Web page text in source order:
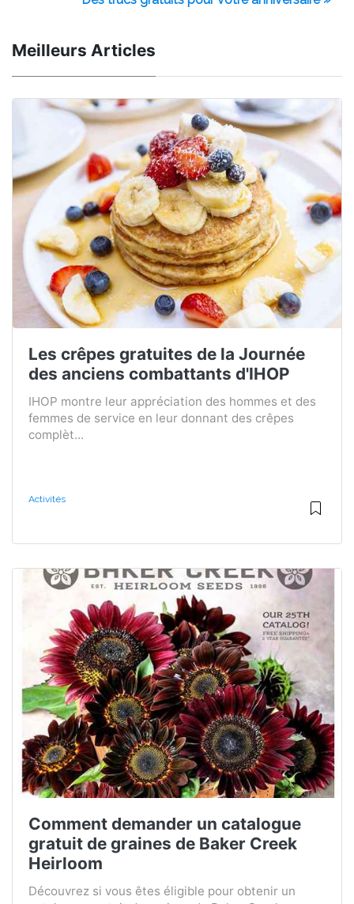
Meilleurs Articles
Les crêpes gratuites de la Journée
des anciens combattants d'IHOP
IHOP montre leur appréciation des hommes et des
femmes de service en leur donnant des crêpes
complèt...
Activités
Comment demander un catalogue
gratuit de graines de Baker Creek
Heirloom
Découvrez si vous êtes éligible pour obtenir un